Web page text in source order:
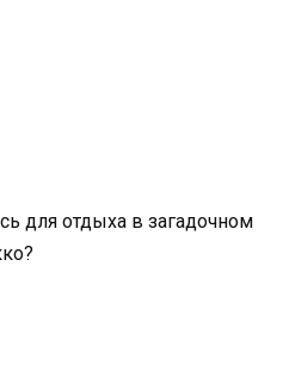
для отдыха в загадочном